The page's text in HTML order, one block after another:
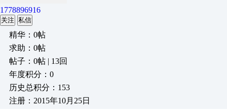
1778896916
关注 私信
精华：0帖
求助：0帖
帖子：0帖 | 13回
年度积分：0
历史总积分：153
注册：2015年10月25日